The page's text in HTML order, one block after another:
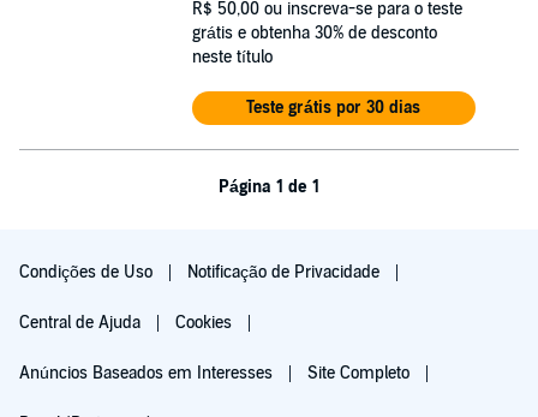
R$ 50,00 ou inscreva-se para o teste
grátis e obtenha 30% de desconto
neste título
Teste grátis por 30 dias
Página 1 de 1
Condições de Uso Notificação de Privacidade
Central de Ajuda Cookies
Anúncios Baseados em Interesses Site Completo